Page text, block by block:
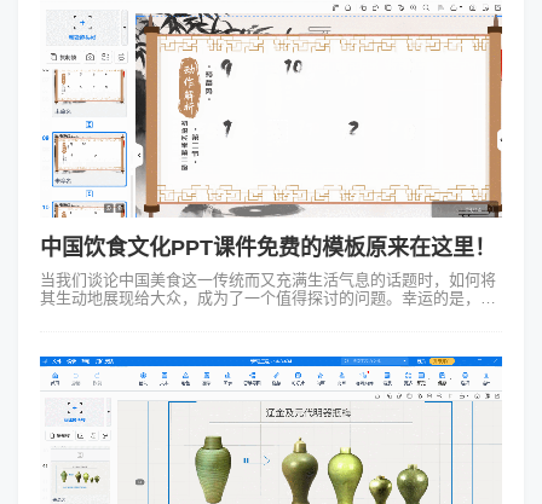
中国饮食文化PPT课件免费的模板原来在这里！
当我们谈论中国美食这一传统而又充满生活气息的话题时，如何将
其生动地展现给大众，成为了一个值得探讨的问题。幸运的是，现